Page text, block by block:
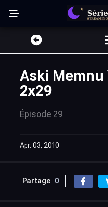
Aski Memnu
2x29
Épisode 29
Apr. 03, 2010
Partage 0